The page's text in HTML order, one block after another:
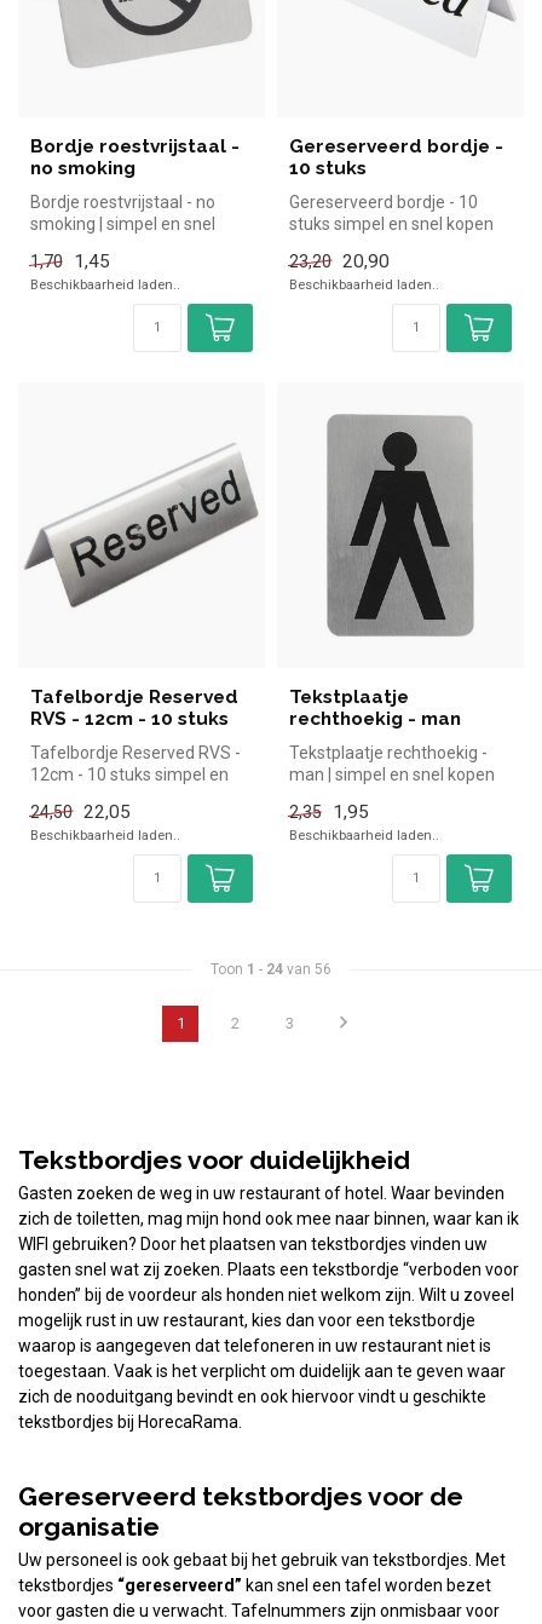
Bordje roestvrijstaal -
no smoking
Bordje roestvrijstaal - no
smoking | simpel en snel
Ove...
1,70 1,45
Beschikbaarheid laden..
Gereserveerd bordje -
10 stuks
Gereserveerd bordje - 10
stuks simpel en snel kopen
23,20 20,90
Beschikbaarheid laden..
Tafelbordje Reserved
RVS - 12cm - 10 stuks
Tafelbordje Reserved RVS -
12cm - 10 stuks simpel en
24,50 22,05
Beschikbaarheid laden..
Tekstplaatje
rechthoekig - man
Tekstplaatje rechthoekig -
man | simpel en snel kopen
2,35
1,95
Beschikbaarheid laden..
Toon 1 - 24 van 56
1 2 3
Tekstbordjes voor duidelijkheid
Gasten zoeken de weg in uw restaurant of hotel. Waar bevinden
zich de toiletten, mag mijn hond ook mee naar binnen, waar kan ik
WIFI gebruiken? Door het plaatsen van tekstbordjes vinden uw
gasten snel wat zij zoeken. Plaats een tekstbordje “verboden voor
honden” bij de voordeur als honden niet welkom zijn. Wilt u zoveel
mogelijk rust in uw restaurant, kies dan voor een tekstbordje
waarop is aangegeven dat telefoneren in uw restaurant niet is
toegestaan. Vaak is het verplicht om duidelijk aan te geven waar
zich de nooduitgang bevindt en ook hiervoor vindt u geschikte
tekstbordjes bij HorecaRama.
Gereserveerd tekstbordjes voor de
organisatie
Uw personeel is ook gebaat bij het gebruik van tekstbordjes. Met
tekstbordjes “gereserveerd” kan snel een tafel worden bezet
voor gasten die u verwacht. Tafelnummers zijn onmisbaar voor